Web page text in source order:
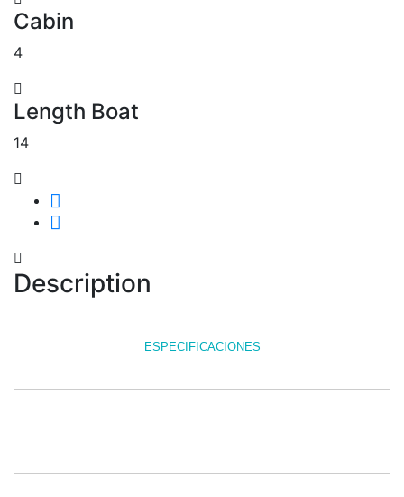
Cabin
4
Length Boat
14
Description
ESPECIFICACIONES